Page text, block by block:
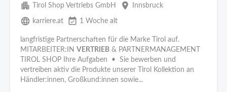
apartment Tirol Shop Vertriebs GmbH place Innsbruck
language karriere.at event_available 1 Woche alt
langfristige Partnerschaften für die Marke Tirol auf.
MITARBEITER:IN VERTRIEB & PARTNERMANAGEMENT
TIROL SHOP Ihre Aufgaben • Sie bewerben und
vertreiben aktiv die Produkte unserer Tirol Kollektion an
Händler:innen, Großkund:innen sowie...